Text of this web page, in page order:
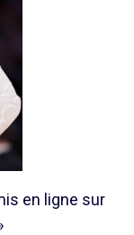
en ligne sur